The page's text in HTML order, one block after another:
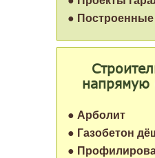
●
напрямую
● Арболит
● Газобетон
●